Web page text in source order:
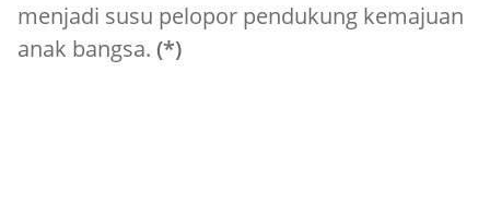
menjadi susu pelopor pendukung kemajuan
anak bangsa. (*)